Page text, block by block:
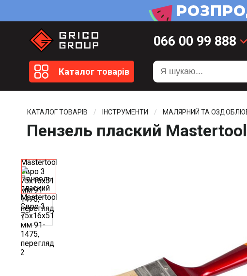
Каталог товарів
066 00 99 888
099 20 51 113
099 20 59 416
keyboard_arrow_down
КАТАЛОГ ТОВАРІВ ІНСТРУМЕНТИ МАЛЯРНИЙ ТА
Пензель плаский